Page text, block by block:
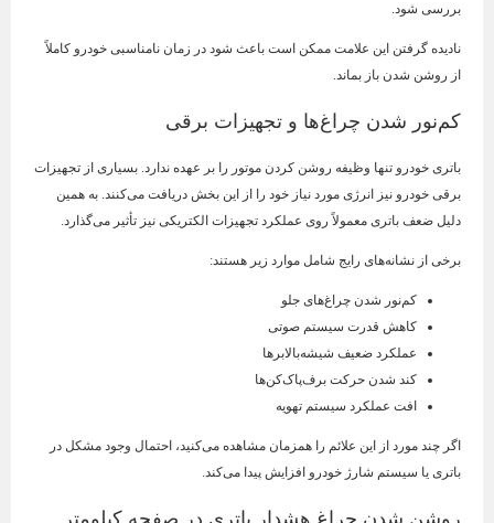
بررسی شود.
نادیده گرفتن این علامت ممکن است باعث شود در زمان نامناسبی خودرو کاملاً
از روشن شدن باز بماند.
کم‌نور شدن چراغ‌ها و تجهیزات برقی
باتری خودرو تنها وظیفه روشن کردن موتور را بر عهده ندارد. بسیاری از تجهیزات
برقی خودرو نیز انرژی مورد نیاز خود را از این بخش دریافت می‌کنند. به همین
دلیل ضعف باتری معمولاً روی عملکرد تجهیزات الکتریکی نیز تأثیر می‌گذارد.
برخی از نشانه‌های رایج شامل موارد زیر هستند:
کم‌نور شدن چراغ‌های جلو
کاهش قدرت سیستم صوتی
عملکرد ضعیف شیشه‌بالابرها
کند شدن حرکت برف‌پاک‌کن‌ها
افت عملکرد سیستم تهویه
اگر چند مورد از این علائم را همزمان مشاهده می‌کنید، احتمال وجود مشکل در
باتری یا سیستم شارژ خودرو افزایش پیدا می‌کند.